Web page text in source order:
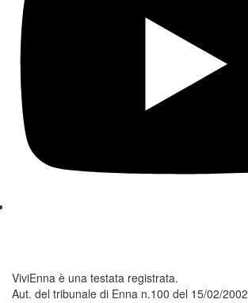
ViviEnna è una testata registrata.
Aut. del tribunale di Enna n.100 del 15/02/2002